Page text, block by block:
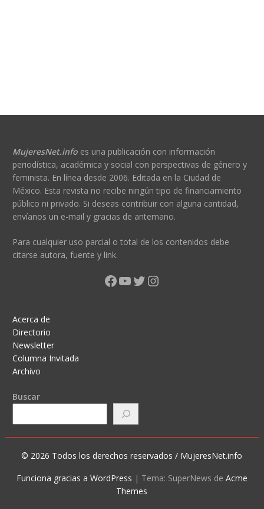
MujeresNet.infoes una publicación con información
periodística, académica y social con perspectivas de género y
feminista. En línea desde 2006. Editada en la Ciudad de
México. Esta revista no recibe ningún tipo de financiamiento
público ni privado. Si deseas contribuir con alguna cantidad,
envíanos un e-mail y gracias de antemano.
Para cualquier uso parcial o total de los contenidos debe
citarse autora, fuente y link.
Facebook
YouTube
Twitter
Instagram
Acerca de
Directorio
Newsletter
Columna Invitada
Archivo
Buscar
© 2026 Todos los derechos reservados / MujeresNet.info
Funciona gracias a WordPress | Tema: SuperNews de Acme
Themes